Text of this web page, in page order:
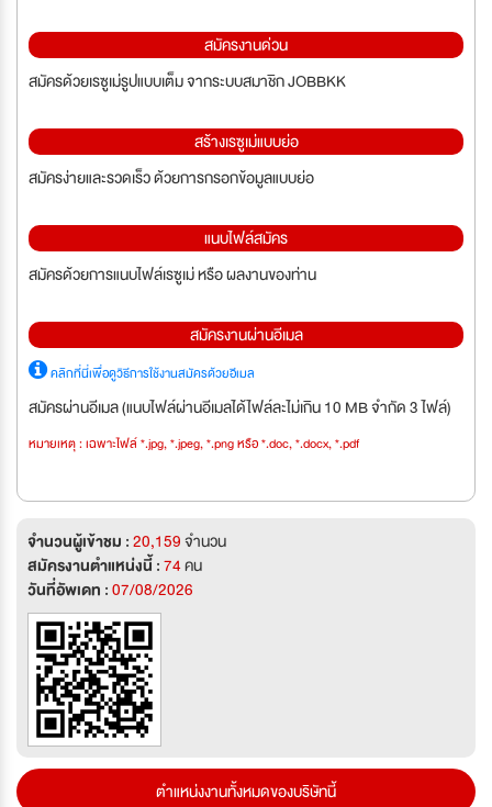
สมัครงานด่วน
สมัครด้วยเรซูเม่รูปแบบเต็ม จากระบบสมาชิก JOBBKK
สร้างเรซูเม่แบบย่อ
สมัครง่ายและรวดเร็ว ด้วยการกรอกข้อมูลแบบย่อ
แนบไฟล์สมัคร
สมัครด้วยการแนบไฟล์เรซูเม่ หรือ ผลงานของท่าน
สมัครงานผ่านอีเมล
คลิกที่นี่เพื่อดูวิธีการใช้งานสมัครด้วยอีเมล
สมัครผ่านอีเมล (แนบไฟล์ผ่านอีเมลได้ไฟล์ละไม่เกิน 10 MB จำกัด 3 ไฟล์)
หมายเหตุ : เฉพาะไฟล์ *.jpg, *.jpeg, *.png หรือ *.doc, *.docx, *.pdf
จำนวนผู้เข้าชม :20,159จำนวน
สมัครงานตำแหน่งนี้ :74คน
วันที่อัพเดท :07/08/2026
ตำแหน่งงานทั้งหมดของบริษัทนี้